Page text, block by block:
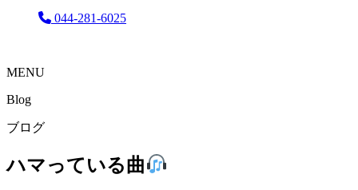
044-281-6025
MENU
Blog
ブログ
ハマっている曲